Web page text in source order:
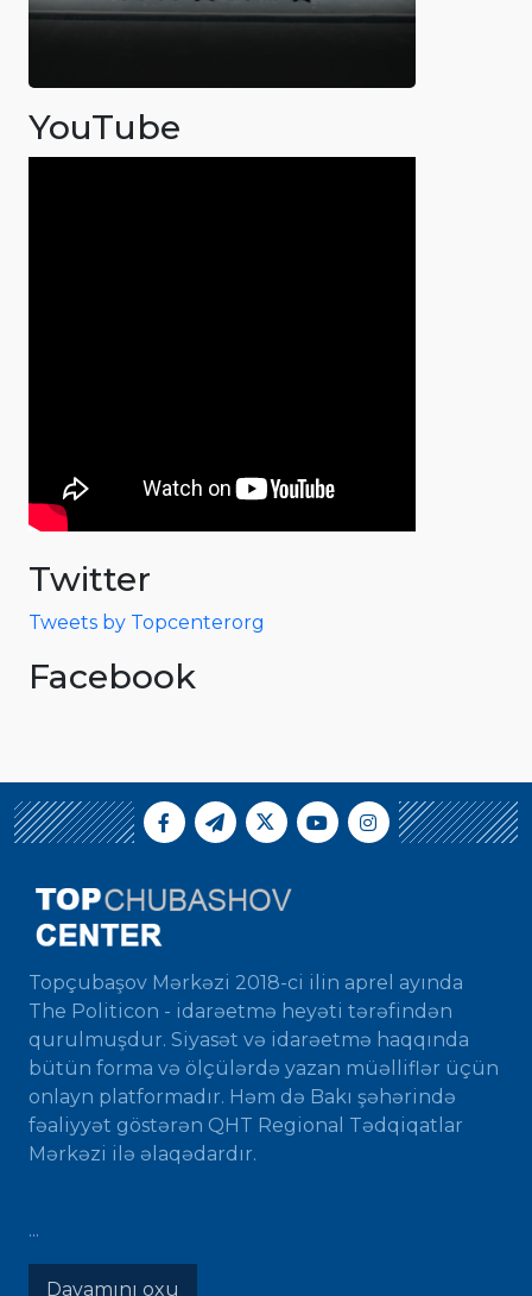
YouTube
Twitter
Tweets by Topcenterorg
Facebook
Topçubaşov Mərkəzi 2018-ci ilin aprel ayında
The Politicon - idarəetmə heyəti tərəfindən
qurulmuşdur. Siyasət və idarəetmə haqqında
bütün forma və ölçülərdə yazan müəlliflər üçün
onlayn platformadır. Həm də Bakı şəhərində
fəaliyyət göstərən QHT Regional Tədqiqatlar
Mərkəzi ilə əlaqədardır.
...
Davamını oxu